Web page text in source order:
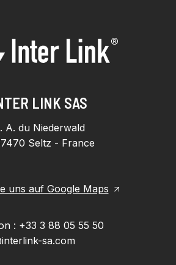
LINK SAS
A. du Niederwald
Seltz - France
uns auf Google Maps
: +33 3 88 05 55 50
sa.com